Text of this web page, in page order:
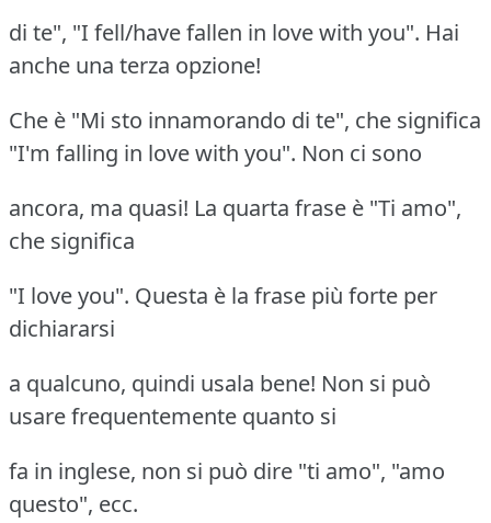
di te", "I fell/have fallen in love with you". Hai
anche una terza opzione!
Che è "Mi sto innamorando di te", che significa
"I'm falling in love with you". Non ci sono
ancora, ma quasi! La quarta frase è "Ti amo",
che significa
"I love you". Questa è la frase più forte per
dichiararsi
a qualcuno, quindi usala bene! Non si può
usare frequentemente quanto si
fa in inglese, non si può dire "ti amo", "amo
questo", ecc.